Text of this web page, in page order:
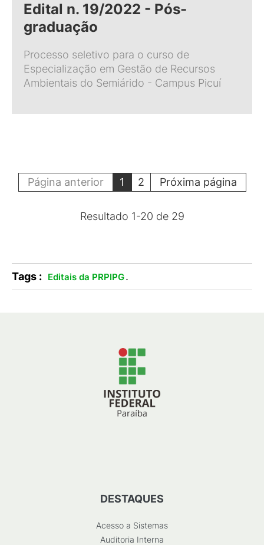
Edital n. 19/2022 - Pós-
graduação
Processo seletivo para o curso de
Especialização em Gestão de Recursos
Ambientais do Semiárido - Campus Picuí
Página anterior 1 2 Próxima página
Resultado 1-20 de 29
Tags : Editais da PRPIPG.
DESTAQUES
Acesso a Sistemas
Auditoria Interna